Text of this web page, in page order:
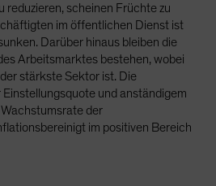
reduzieren, scheinen Früchte zu
im öffentlichen Dienst ist
Darüber hinaus bleiben die
Arbeitsmarktes bestehen, wobei
stärkste Sektor ist. Die
und anständigem
der
im positiven Bereich